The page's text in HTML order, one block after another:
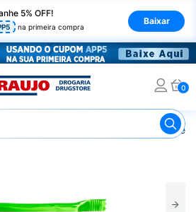
5% OFF!
na primeira compra
Baixar
0
Barra de